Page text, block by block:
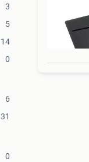
3
5
14
0
6
31
0